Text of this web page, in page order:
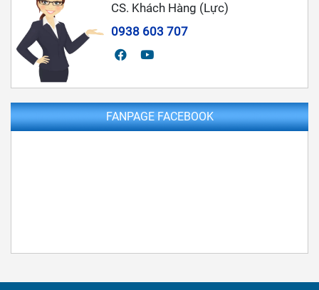
CS. Khách Hàng (Lực)
0938 603 707
FANPAGE FACEBOOK